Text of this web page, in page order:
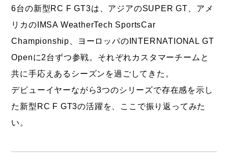
6台の新型RC F GT3は、アジアのSUPER GT、アメ
リカのIMSA WeatherTech SportsCar
Championship、ヨーロッパのINTERNATIONAL GT
Openに2台ずつ参戦。それぞれカスタマーチームと
共に手応えあるシーズンを過ごしてきた。
デビューイヤーながら3つのシリーズで存在感を示し
た新型RC F GT3の活躍を、ここで振り返ってみた
い。